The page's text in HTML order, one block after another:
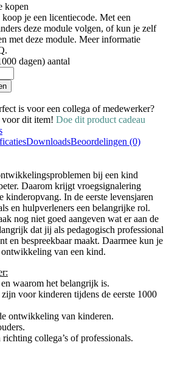
kopen
je een licentiecode. Met een
deze module volgen, of kun je zelf
met deze module. Meer informatie
dagen) aantal
is voor een collega of medewerker?
voor dit item! Doe dit product cadeau
DownloadsBeoordelingen (0)
bij een kind
Daarom krijgt vroegsignalering
kinderopvang. In de eerste levensjaren
en hulpverleners een belangrijke rol.
nog niet goed aangeven wat er aan de
dat jij als pedagogisch professional
en bespreekbaar maakt. Daarmee kun je
van een kind.
waarom het belangrijk is.
voor kinderen tijdens de eerste 1000
ontwikkeling van kinderen.
richting collega’s of professionals.